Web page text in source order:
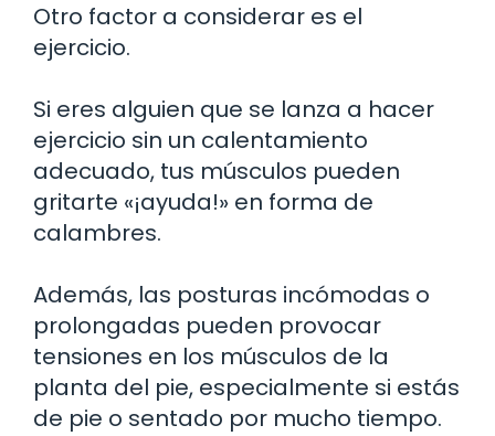
Otro factor a considerar es el
ejercicio.
Si eres alguien que se lanza a hacer
ejercicio sin un calentamiento
adecuado, tus músculos pueden
gritarte «¡ayuda!» en forma de
calambres.
Además, las posturas incómodas o
prolongadas pueden provocar
tensiones en los músculos de la
planta del pie, especialmente si estás
de pie o sentado por mucho tiempo.